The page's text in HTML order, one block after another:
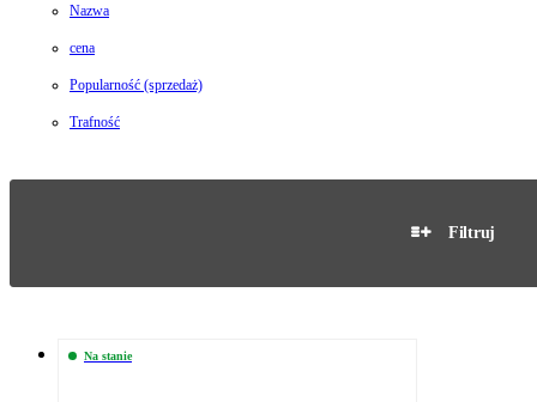
Nazwa
cena
Popularność (sprzedaż)
Trafność
Filtruj
Na stanie